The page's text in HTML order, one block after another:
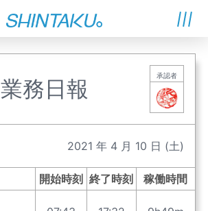
業務日報 承認者
2021 年 4 月 10 日 (土)
開始時刻 終了時刻 稼働時間